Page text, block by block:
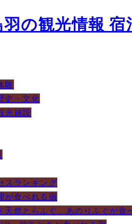
験
史・文化
光施設
スランキング
が食べれる宿
天然とらふぐ、あのりふぐが食